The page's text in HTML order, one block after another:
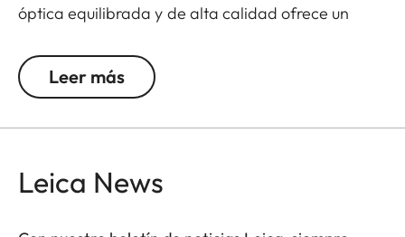
óptica equilibrada y de alta calidad ofrece un
6x, una gran pupila de salida y un amplio campo
de visión. Su diseño robusto hace que el Leica
calidad de los elementos funcionales garantiza un
Leer más
Leica News